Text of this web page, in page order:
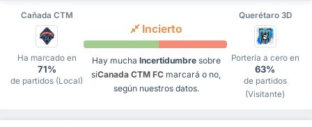
Cañada CTM Querétaro 3D
Ha marcado en
71%
de partidos (Local)
Incierto
Hay mucha Incertidumbresobre
siCanada CTM FC marcará o no,
según nuestros datos.
Portería a cero en
63%
de partidos
(Visitante)